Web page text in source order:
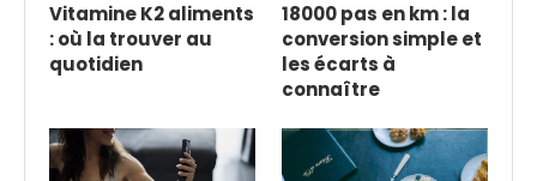
Vitamine K2 aliments
: où la trouver au
quotidien
18000 pas en km : la
conversion simple et
les écarts à
connaître